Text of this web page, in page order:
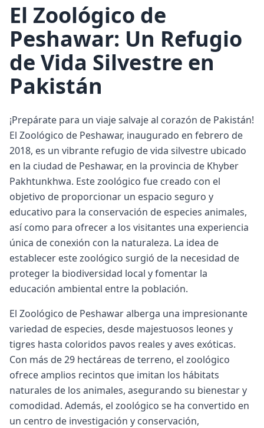
El Zoológico de
Peshawar: Un Refugio
de Vida Silvestre en
Pakistán
¡Prepárate para un viaje salvaje al corazón de Pakistán!
El Zoológico de Peshawar, inaugurado en febrero de
2018, es un vibrante refugio de vida silvestre ubicado
en la ciudad de Peshawar, en la provincia de Khyber
Pakhtunkhwa. Este zoológico fue creado con el
objetivo de proporcionar un espacio seguro y
educativo para la conservación de especies animales,
así como para ofrecer a los visitantes una experiencia
única de conexión con la naturaleza. La idea de
establecer este zoológico surgió de la necesidad de
proteger la biodiversidad local y fomentar la
educación ambiental entre la población.
El Zoológico de Peshawar alberga una impresionante
variedad de especies, desde majestuosos leones y
tigres hasta coloridos pavos reales y aves exóticas.
Con más de 29 hectáreas de terreno, el zoológico
ofrece amplios recintos que imitan los hábitats
naturales de los animales, asegurando su bienestar y
comodidad. Además, el zoológico se ha convertido en
un centro de investigación y conservación,